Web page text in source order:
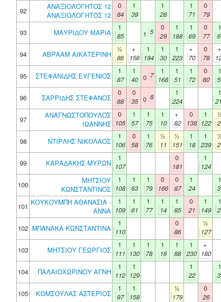
92
ΑΝΑΞΙΟΛΟΓΗΤΟΣ 12
ΑΝΑΞΙΟΛΟΓΗΤΟΣ 12
0
84
1
39
1
28
1
71
0
79
93
ΜΑΥΡΙΔΟΥ ΜΑΡΙΑ
1
85
1 5
0
29
1
188
1
69
0
77
1
94
ΑΒΡΑΑΜ ΑΙΚΑΤΕΡΙΝΗ
½
86
+
156
1
194
1
30
1
223
+
70
0
78
+
95
ΣΤΕΦΑΝΙΔΗΣ ΕΥΓΕΝΙΟΣ
1
87
1
40 0 7
1
168
1
51
1
72
0
80
1
96
ΣΑΡΡΙΔΗΣ ΣΤΕΦΑΝΟΣ
0
88
0
35 0 8
1
224
1
97
ΑΝΑΓΝΩΣΤΟΠΟΥΛΟΣ
ΙΩΑΝΝΗΣ
0
105
1
57
1
75
1
10
+
82
0
138
1
122
98
ΝΤΙΡΛΗΣ ΝΙΚΟΛΑΟΣ
1
106
0
58
1
76
½
11
½
151
1
18
1
239
99
ΚΑΡΑΔΑΚΗΣ ΜΥΡΩΝ
1
107
0
181
1
124
100
ΜΗΤΣΙΟΥ
ΚΩΝΣΤΑΝΤΙΝΟΣ
1
108
1
63
1
79
0
166
0
87
1
24
1
101 ΚΟΥΚΟΥΜΠΗ ΑΘΑΝΑΣΙΑ -
ΑΝΝΑ
1
109
1
61
1
77
1
14
1
85
0
21
1
149
1
102 ΜΠΑΝΑΚΑ ΚΩΝΣΤΑΝΤΙΝΑ
1
110
0
86
½
127
103
ΜΗΤΣΙΟΥ ΓΕΩΡΓΙΟΣ
1
111
1
130
1
78
1
16
1
88
1
230
+
180
104
ΠΑΛΑΙΟΧΩΡΙΝΟΥ ΑΓΝΗ
1
112
1
129
1
22
1
105
ΚΟΜΣΟΥΛΑΣ ΑΣΤΕΡΙΟΣ
1
97
1
158
½
179
0
26